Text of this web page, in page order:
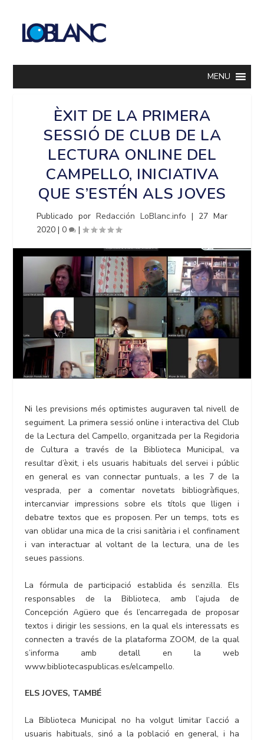
MENU
ÈXIT DE LA PRIMERA
SESSIÓ DE CLUB DE LA
LECTURA ONLINE DEL
CAMPELLO, INICIATIVA
QUE S’ESTÉN ALS JOVES
Publicado porRedacción LoBlanc.info | 27 Mar
2020 |0 |
Ni les previsions més optimistes auguraven tal nivell de
seguiment. La primera sessió online i interactiva del Club
de la Lectura del Campello, organitzada per la Regidoria
de Cultura a través de la Biblioteca Municipal, va
resultar d’èxit, i els usuaris habituals del servei i públic
en general es van connectar puntuals, a les 7 de la
vesprada, per a comentar novetats bibliogràfiques,
intercanviar impressions sobre els títols que lligen i
debatre textos que es proposen. Per un temps, tots es
van oblidar una mica de la crisi sanitària i el confinament
i van interactuar al voltant de la lectura, una de les
seues passions.
La fórmula de participació establida és senzilla. Els
responsables de la Biblioteca, amb l’ajuda de
Concepción Agüero que és l’encarregada de proposar
textos i dirigir les sessions, en la qual els interessats es
connecten a través de la plataforma ZOOM, de la qual
s’informa amb detall en la web
www.bibliotecaspublicas.es/elcampello.
ELS JOVES, TAMBÉ
La Biblioteca Municipal no ha volgut limitar l’acció a
usuaris habituals, sinó a la població en general, i ha